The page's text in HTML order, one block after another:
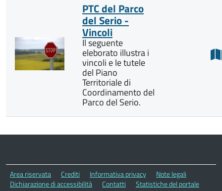
PTC del Parco
del Serio -
Vincoli
Il seguente
eleborato illustra i
vincoli e le tutele
del Piano
Territoriale di
Coordinamento del
Parco del Serio.
Area riservata Crediti Informativa privacy
Note legali
Dichiarazione di accessibilità
Contatti
Statistiche del portale